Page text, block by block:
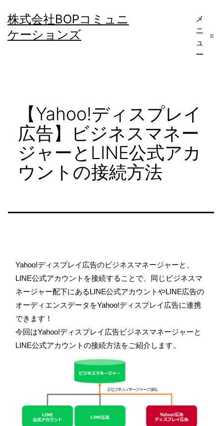
ン
テ
株式会社BOPコミュニ
ケーションズ
メ
ニ
ュ
ー
【Yahoo!ディスプレイ
広告】ビジネスマネー
ジャーとLINE公式アカ
ウントの接続方法
Yahoo!ディスプレイ広告のビジネスマネージャーと、
LINE公式アカウントを接続することで、同じビジネスマ
ネージャー配下にあるLINE公式アカウントやLINE広告の
オーディエンスデータをYahoo!ディスプレイ広告に連携
できます！
今回はYahoo!ディスプレイ広告ビジネスマネージャーと
LINE公式アカウントの接続方法をご紹介します。